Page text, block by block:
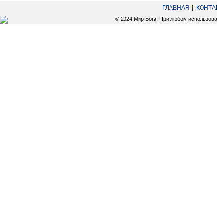
ГЛАВНАЯ
© 2024 Мир Бога. При любом